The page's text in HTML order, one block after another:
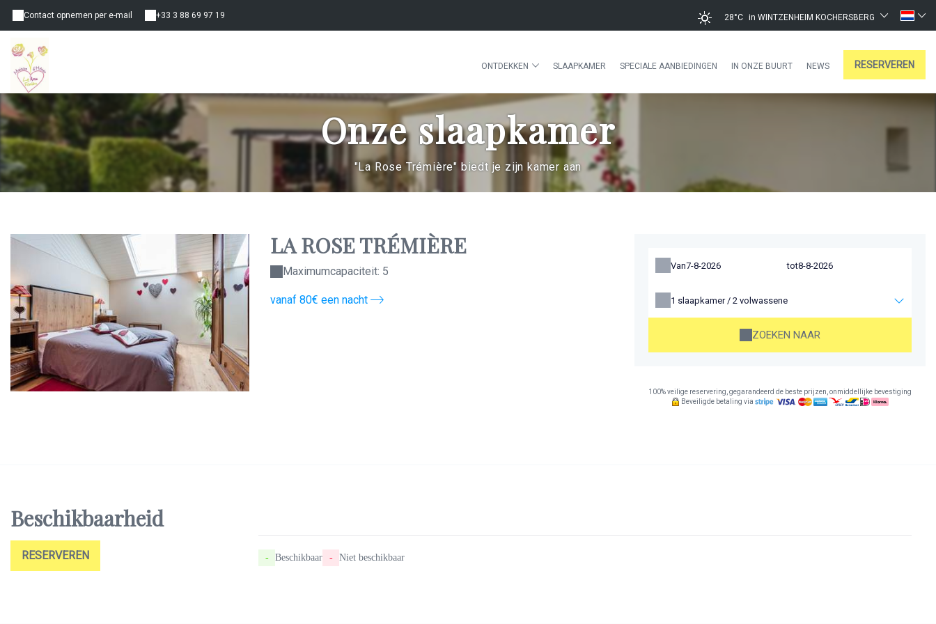
Contact opnemen per e-mail +33 3 88 69 97 19 28°C in WINTZENHEIM KOCHERSBERG
ONTDEKKEN SLAAPKAMER SPECIALE AANBIEDINGEN IN ONZE BUURT NEWS RESERVEREN
Onze slaapkamer
"La Rose Trémière" biedt je zijn kamer aan
LA ROSE TRÉMIÈRE
Maximumcapaciteit: 5
vanaf 80€ een nacht
Van tot
1 slaapkamer / 2 volwassene
ZOEKEN NAAR
100% veilige reservering, gegarandeerd de beste prijzen, onmiddellijke bevestiging
Beveiligde betaling via
Beschikbaarheid
RESERVEREN - Beschikbaar - Niet beschikbaar